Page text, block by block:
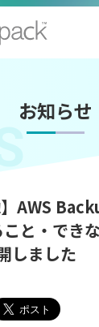
お知らせ
AWS
と・でき
しました